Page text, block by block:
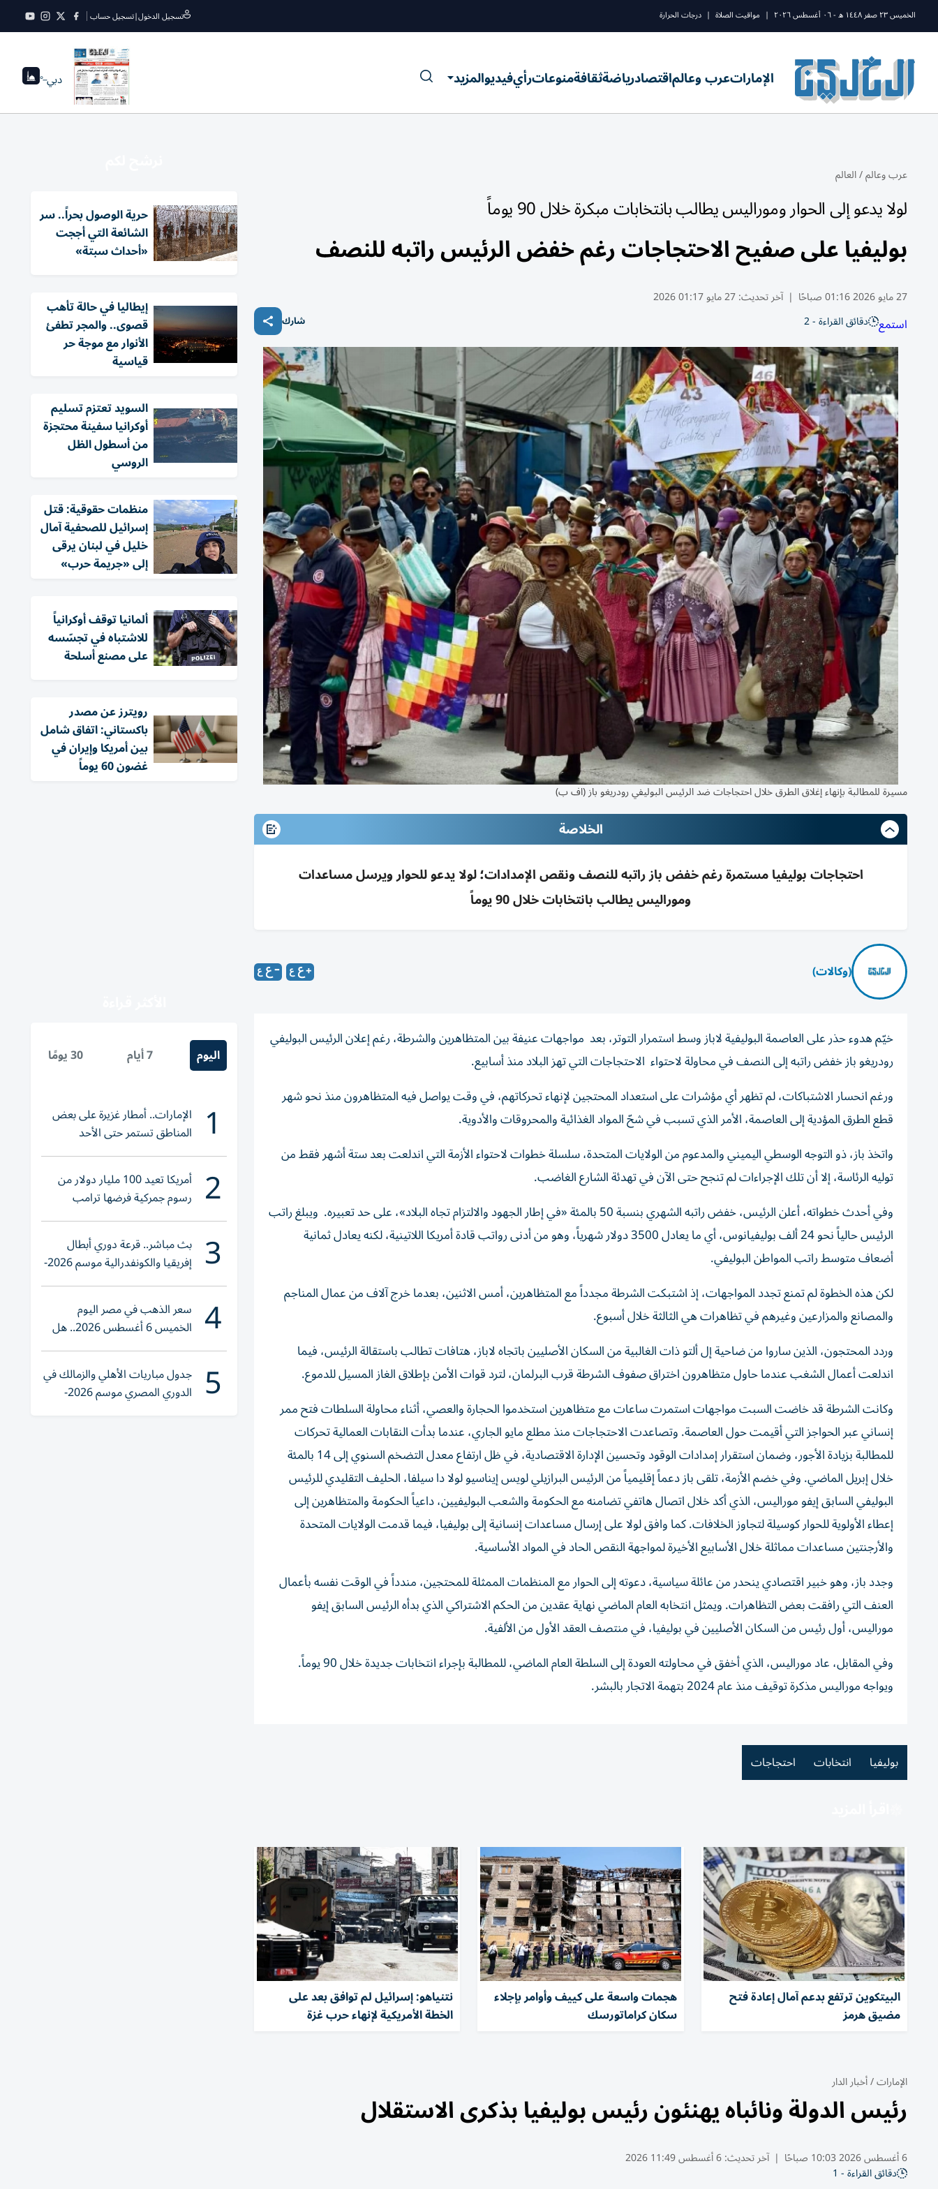
الخميس ٢٣ صفر ١٤٤٨ ه - ٠٦ أغسطس ٢٠٢٦ | مواقيت الصلاة | درجات الحرارة تسجيل الدخول|تسجيل حساب
الإماراتعرب وعالماقتصادرياضةثقافةمنوعاترأيفيديوالمزيد دبي--°
عرب وعالم/العالم
لولا يدعو إلى الحوار وموراليس يطالب بانتخابات مبكرة خلال 90 يوماً
بوليفيا على صفيح الاحتجاجات رغم خفض الرئيس راتبه للنصف
27 مايو 2026 01:16 صباحًا | آخر تحديث:27 مايو 01:17 2026
استمع دقائق القراءة - 2 شارك
مسيرة للمطالبة بإنهاء إغلاق الطرق خلال احتجاجات ضد الرئيس البوليفي رودريغو باز (اف ب)
الخلاصة
احتجاجات بوليفيا مستمرة رغم خفض باز راتبه للنصف ونقص الإمدادات؛ لولا يدعو للحوار ويرسل مساعدات
وموراليس يطالب بانتخابات خلال 90 يوماً
(وكالات)
خيّم هدوء حذر على العاصمة البوليفية لاباز وسط استمرار التوتر، بعد مواجهات عنيفة بين المتظاهرين والشرطة، رغم إعلان الرئيس البوليفي
رودريغو باز خفض راتبه إلى النصف في محاولة لاحتواء الاحتجاجات التي تهز البلاد منذ أسابيع.
ورغم انحسار الاشتباكات، لم تظهر أي مؤشرات على استعداد المحتجين لإنهاء تحركاتهم، في وقت يواصل فيه المتظاهرون منذ نحو شهر
قطع الطرق المؤدية إلى العاصمة، الأمر الذي تسبب في شحّ المواد الغذائية والمحروقات والأدوية.
واتخذ باز، ذو التوجه الوسطي اليميني والمدعوم من الولايات المتحدة، سلسلة خطوات لاحتواء الأزمة التي اندلعت بعد ستة أشهر فقط من
توليه الرئاسة، إلا أن تلك الإجراءات لم تنجح حتى الآن في تهدئة الشارع الغاضب.
وفي أحدث خطواته، أعلن الرئيس، خفض راتبه الشهري بنسبة 50 بالمئة «في إطار الجهود والالتزام تجاه البلاد»، على حد تعبيره. ويبلغ راتب
الرئيس حالياً نحو 24 ألف بوليفيانوس، أي ما يعادل 3500 دولار شهرياً، وهو من أدنى رواتب قادة أمريكا اللاتينية، لكنه يعادل ثمانية
أضعاف متوسط راتب المواطن البوليفي.
لكن هذه الخطوة لم تمنع تجدد المواجهات، إذ اشتبكت الشرطة مجدداً مع المتظاهرين، أمس الاثنين، بعدما خرج آلاف من عمال المناجم
والمصانع والمزارعين وغيرهم في تظاهرات هي الثالثة خلال أسبوع.
وردد المحتجون، الذين ساروا من ضاحية إل ألتو ذات الغالبية من السكان الأصليين باتجاه لاباز، هتافات تطالب باستقالة الرئيس، فيما
اندلعت أعمال الشغب عندما حاول متظاهرون اختراق صفوف الشرطة قرب البرلمان، لترد قوات الأمن بإطلاق الغاز المسيل للدموع.
وكانت الشرطة قد خاضت السبت مواجهات استمرت ساعات مع متظاهرين استخدموا الحجارة والعصي، أثناء محاولة السلطات فتح ممر
إنساني عبر الحواجز التي أقيمت حول العاصمة. وتصاعدت الاحتجاجات منذ مطلع مايو الجاري، عندما بدأت النقابات العمالية تحركات
للمطالبة بزيادة الأجور، وضمان استقرار إمدادات الوقود وتحسين الإدارة الاقتصادية، في ظل ارتفاع معدل التضخم السنوي إلى 14 بالمئة
خلال إبريل الماضي. وفي خضم الأزمة، تلقى باز دعماً إقليمياً من الرئيس البرازيلي لويس إيناسيو لولا دا سيلفا، الحليف التقليدي للرئيس
البوليفي السابق إيفو موراليس، الذي أكد خلال اتصال هاتفي تضامنه مع الحكومة والشعب البوليفيين، داعياً الحكومة والمتظاهرين إلى
إعطاء الأولوية للحوار كوسيلة لتجاوز الخلافات. كما وافق لولا على إرسال مساعدات إنسانية إلى بوليفيا، فيما قدمت الولايات المتحدة
والأرجنتين مساعدات مماثلة خلال الأسابيع الأخيرة لمواجهة النقص الحاد في المواد الأساسية.
وجدد باز، وهو خبير اقتصادي ينحدر من عائلة سياسية، دعوته إلى الحوار مع المنظمات الممثلة للمحتجين، مندداً في الوقت نفسه بأعمال
العنف التي رافقت بعض التظاهرات. ويمثل انتخابه العام الماضي نهاية عقدين من الحكم الاشتراكي الذي بدأه الرئيس السابق إيفو
موراليس، أول رئيس من السكان الأصليين في بوليفيا، في منتصف العقد الأول من الألفية.
وفي المقابل، عاد موراليس، الذي أخفق في محاولته العودة إلى السلطة العام الماضي، للمطالبة بإجراء انتخابات جديدة خلال 90 يوماً.
ويواجه موراليس مذكرة توقيف منذ عام 2024 بتهمة الاتجار بالبشر.
بوليفيا انتخابات احتجاجات
البيتكوين ترتفع بدعم آمال إعادة فتح
مضيق هرمز
هجمات واسعة على كييف وأوامر بإجلاء
سكان كراماتورسك
نتنياهو: إسرائيل لم توافق بعد على
الخطة الأمريكية لإنهاء حرب غزة
الإمارات/أخبار الدار
رئيس الدولة ونائباه يهنئون رئيس بوليفيا بذكرى الاستقلال
6 أغسطس 2026 10:03 صباحًا | آخر تحديث:6 أغسطس 11:49 2026
دقائق القراءة - 1
حرية الوصول بحراً.. سر
الشائعة التي أججت
«أحداث سبتة»
إيطاليا في حالة تأهب
قصوى.. والمجر تطفئ
الأنوار مع موجة حر
قياسية
السويد تعتزم تسليم
أوكرانيا سفينة محتجزة
من أسطول الظل
الروسي
منظمات حقوقية: قتل
إسرائيل للصحفية آمال
خليل في لبنان يرقى
إلى «جريمة حرب»
ألمانيا توقف أوكرانياً
للاشتباه في تجسّسه
على مصنع أسلحة
‏رويترز عن مصدر
باكستاني: اتفاق شامل
بين أمريكا وإيران في
غضون 60 يوماً
اليوم 7 أيام 30 يومًا
1 الإمارات.. أمطار غزيرة على بعض
المناطق تستمر حتى الأحد
2 أمريكا تعيد 100 مليار دولار من
رسوم جمركية فرضها ترامب
3 بث مباشر.. قرعة دوري أبطال
إفريقيا والكونفدرالية موسم 2026-
2027
4 سعر الذهب في مصر اليوم
الخميس 6 أغسطس 2026.. هل
تنوي الشراء؟
5 جدول مباريات الأهلي والزمالك في
الدوري المصري موسم 2026-